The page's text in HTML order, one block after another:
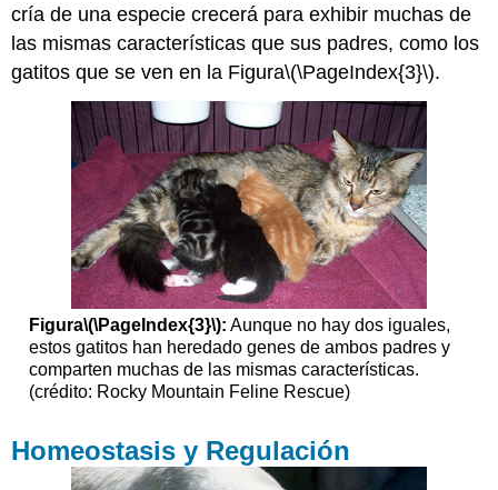
cría de una especie crecerá para exhibir muchas de
las mismas características que sus padres, como los
gatitos que se ven en la Figura\(\PageIndex{3}\).
Figura\(\PageIndex{3}\): Aunque no hay dos iguales,
estos gatitos han heredado genes de ambos padres y
comparten muchas de las mismas características.
(crédito: Rocky Mountain Feline Rescue)
Homeostasis y Regulación